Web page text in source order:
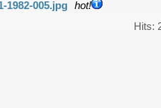
1982-005.jpg hot!
Hits: